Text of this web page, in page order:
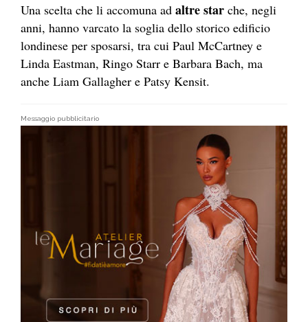
Una scelta che li accomuna ad altre star che, negli
anni, hanno varcato la soglia dello storico edificio
londinese per sposarsi, tra cui Paul McCartney e
Linda Eastman, Ringo Starr e Barbara Bach, ma
anche Liam Gallagher e Patsy Kensit.
Messaggio pubblicitario